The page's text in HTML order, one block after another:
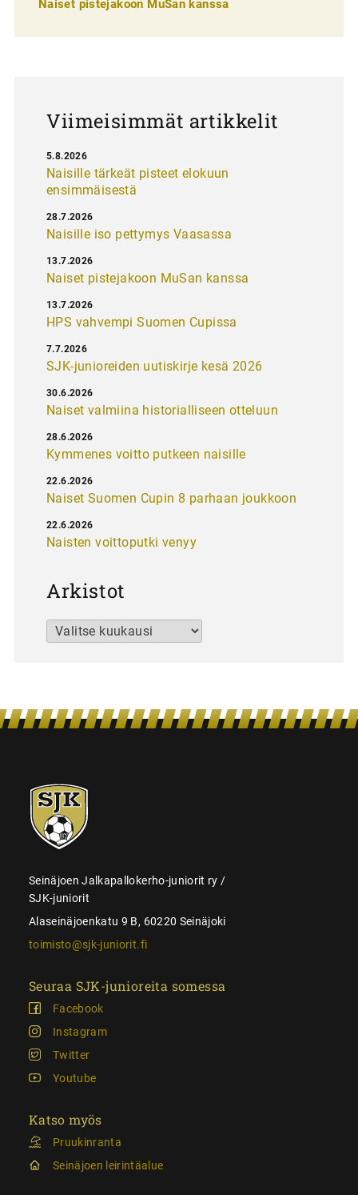
Naiset pistejakoon MuSan kanssa
Viimeisimmät artikkelit
Naisille tärkeät pisteet elokuun
ensimmäisestä
5.8.2026
Naisille iso pettymys Vaasassa
28.7.2026
Naiset pistejakoon MuSan kanssa
13.7.2026
HPS vahvempi Suomen Cupissa
13.7.2026
SJK-junioreiden uutiskirje kesä 2026
7.7.2026
Naiset valmiina historialliseen otteluun
30.6.2026
Kymmenes voitto putkeen naisille
28.6.2026
Naiset Suomen Cupin 8 parhaan joukkoon
22.6.2026
Naisten voittoputki venyy
22.6.2026
Arkistot
Arkistot
SJK-
juniorit
Seinäjoen Jalkapallokerho-juniorit ry /
SJK-juniorit
Alaseinäjoenkatu 9 B, 60220 Seinäjoki
toimisto@sjk-juniorit.fi
Seuraa SJK-junioreita somessa
Facebook
Instagram
Twitter
Youtube
Katso myös
Pruukinranta
Seinäjoen leirintäalue